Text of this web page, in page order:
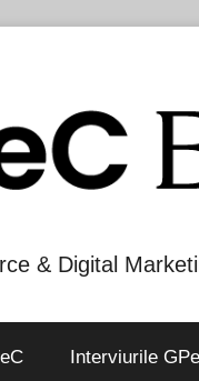
& Digital
Interviurile